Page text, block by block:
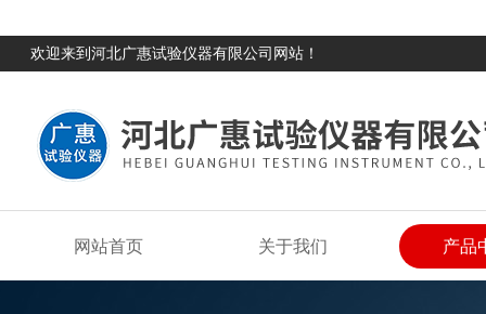
欢迎来到河北广惠试验仪器有限公司网站！
网站首页 关于我们 产品